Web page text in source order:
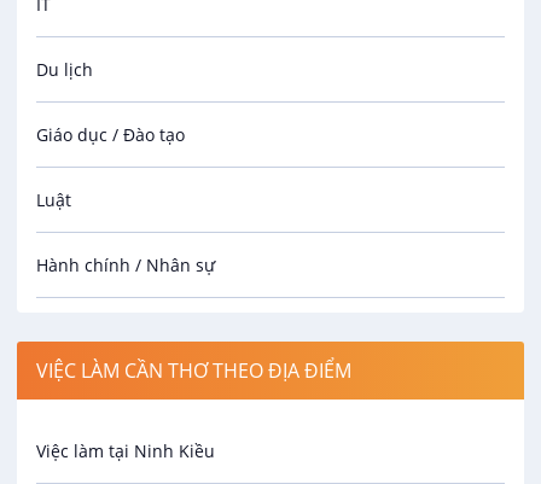
Du lịch
Giáo dục / Đào tạo
Luật
Hành chính / Nhân sự
Spa
Bảo Vệ
VIỆC LÀM CẦN THƠ THEO ĐỊA ĐIỂM
Việc làm tại Ninh Kiều